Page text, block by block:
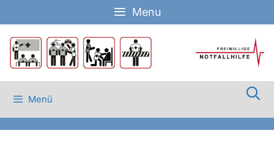
Inhalt
springen
Menu
Menü